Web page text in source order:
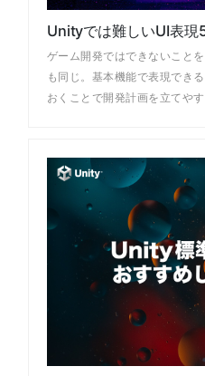
Unityでは難しいUI表現
ゲーム開発ではできないこと
も同じ。基本機能で表現でき
おくことで開発計画を立てやす